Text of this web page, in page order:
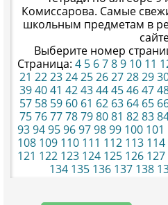
Комиссарова. Самые
школьным предметам в
Выберите номер
Страница: 4567891011
21 2223242526272829
394041 424344454647
57 58 59 60 61 62 63 64 65
75767778798081 8283
93949596979899 100 101
108109110111 112113114
121 122123124125126127
134 135 136 137 138